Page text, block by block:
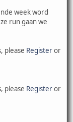
week word
run gaan we
please Registeror
please Registeror